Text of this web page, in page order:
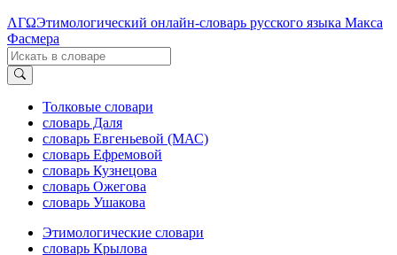
ΛΓΩЭтимологический онлайн-словарь русского языка Макса
Фасмера
Толковые словари
словарь Даля
словарь Евгеньевой (МАС)
словарь Ефремовой
словарь Кузнецова
словарь Ожегова
словарь Ушакова
Этимологические словари
словарь Крылова